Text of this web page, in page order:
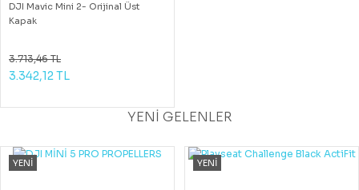
DJI Mavic Mini 2- Orijinal Üst
Kapak
3.713,46 TL
3.342,12 TL
YENİ GELENLER
YENİ YENİ